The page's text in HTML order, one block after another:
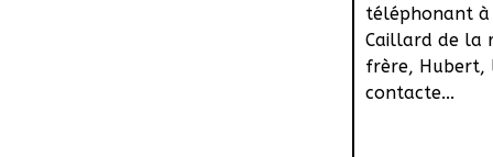
téléphonant à
Caillard de la
frère, Hubert,
contacte...